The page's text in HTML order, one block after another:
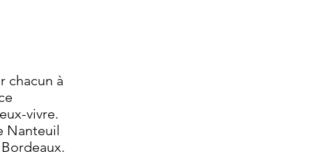
chacun à
vivre.
Nanteuil